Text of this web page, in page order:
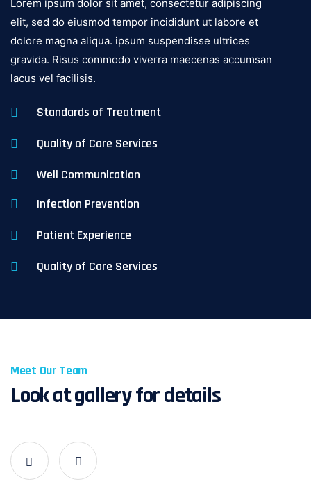
Lorem ipsum dolor sit amet, consectetur adipiscing
elit, sed do eiusmod tempor incididunt ut labore et
dolore magna aliqua. ipsum suspendisse ultrices
gravida. Risus commodo viverra maecenas accumsan
lacus vel facilisis.
Standards of Treatment
Quality of Care Services
Well Communication
Infection Prevention
Patient Experience
Quality of Care Services
Meet Our Team
Look at gallery for details